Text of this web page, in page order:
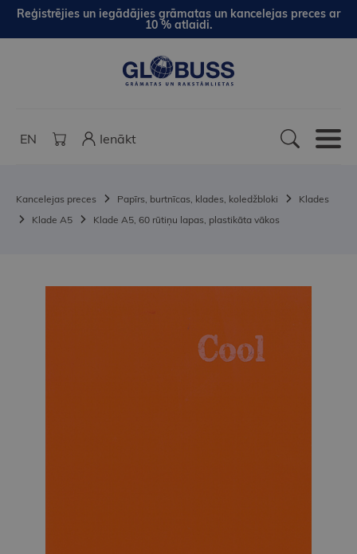
Reģistrējies un iegādājies grāmatas un kancelejas preces ar
10 % atlaidi.
EN Ienākt
Kancelejas preces Papīrs, burtnīcas, klades, koledžbloki
Klades
Klade A5
Klade A5, 60 rūtiņu lapas, plastikāta vākos